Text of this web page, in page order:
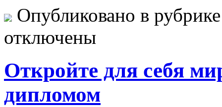
Опубликовано в
отключены
Откройте для себя
дипломом